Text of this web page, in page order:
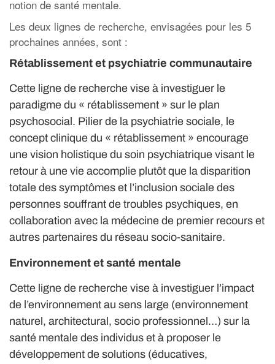
notion de santé mentale.
Les deux lignes de recherche, envisagées pour les 5
prochaines années, sont :
Rétablissement et psychiatrie communautaire
Cette ligne de recherche vise à investiguer le
paradigme du « rétablissement » sur le plan
psychosocial. Pilier de la psychiatrie sociale, le
concept clinique du « rétablissement » encourage
une vision holistique du soin psychiatrique visant le
retour à une vie accomplie plutôt que la disparition
totale des symptômes et l’inclusion sociale des
personnes souffrant de troubles psychiques, en
collaboration avec la médecine de premier recours et
autres partenaires du réseau socio-sanitaire.
Environnement et santé mentale
Cette ligne de recherche vise à investiguer l’impact
de l’environnement au sens large (environnement
naturel, architectural, socio professionnel…) sur la
santé mentale des individus et à proposer le
développement de solutions (éducatives,